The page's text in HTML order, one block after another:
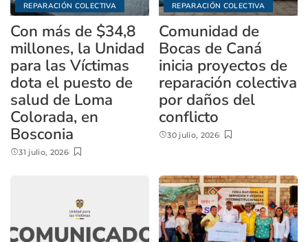
REPARACIÓN COLECTIVA
Con más de $34,8
millones, la Unidad
para las Víctimas
dota el puesto de
salud de Loma
Colorada, en
Bosconia
31 julio, 2026
REPARACIÓN COLECTIVA
Comunidad de
Bocas de Caná
inicia proyectos de
reparación colectiva
por daños del
conflicto
30 julio, 2026